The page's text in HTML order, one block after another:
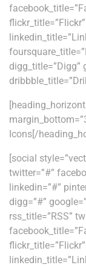
digg_title=”Digg”
Icons[/
[social
twitter=”#”
linkedin=”#”
digg=”#”
rss_title=”RSS”